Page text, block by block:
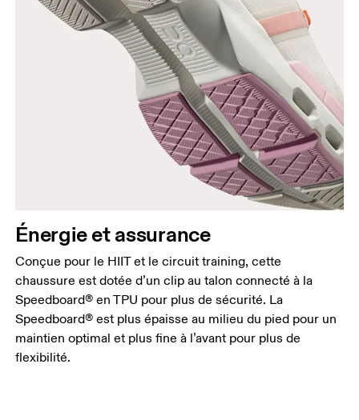
Énergie et assurance
Conçue pour le HIIT et le circuit training, cette
chaussure est dotée d’un clip au talon connecté à la
Speedboard® en TPU pour plus de sécurité. La
Speedboard® est plus épaisse au milieu du pied pour un
maintien optimal et plus fine à l’avant pour plus de
flexibilité.